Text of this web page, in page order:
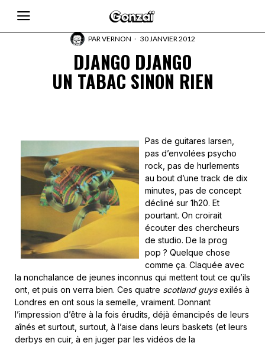
PARVERNON 30 JANVIER 2012
DJANGO DJANGO
UN TABAC SINON RIEN
Pas de guitares larsen,
pas d’envolées psycho
rock, pas de hurlements
au bout d’une track de dix
minutes, pas de concept
décliné sur 1h20. Et
pourtant. On croirait
écouter des chercheurs
de studio. De la prog
pop ? Quelque chose
comme ça. Claquée avec
la nonchalance de jeunes inconnus qui mettent tout ce qu’ils
ont, et puis on verra bien. Ces quatre scotland guysexilés à
Londres en ont sous la semelle, vraiment. Donnant
l’impression d’être à la fois érudits, déjà émancipés de leurs
aînés et surtout, surtout, à l’aise dans leurs baskets (et leurs
derbys en cuir, à en juger par les vidéos de la